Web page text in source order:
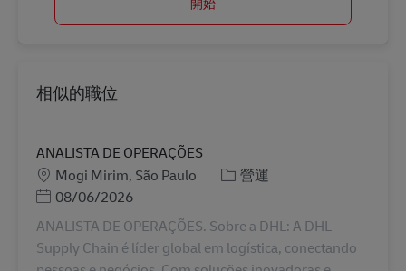
相似的職位
ANALISTA DE OPERAÇÕES
地點Mogi Mirim, São Paulo 分類營運
Posted Date
08/06/2026
ANALISTA DE OPERAÇÕES. Sobre a DHL: A DHL
Supply Chain é líder global em logística, conectando